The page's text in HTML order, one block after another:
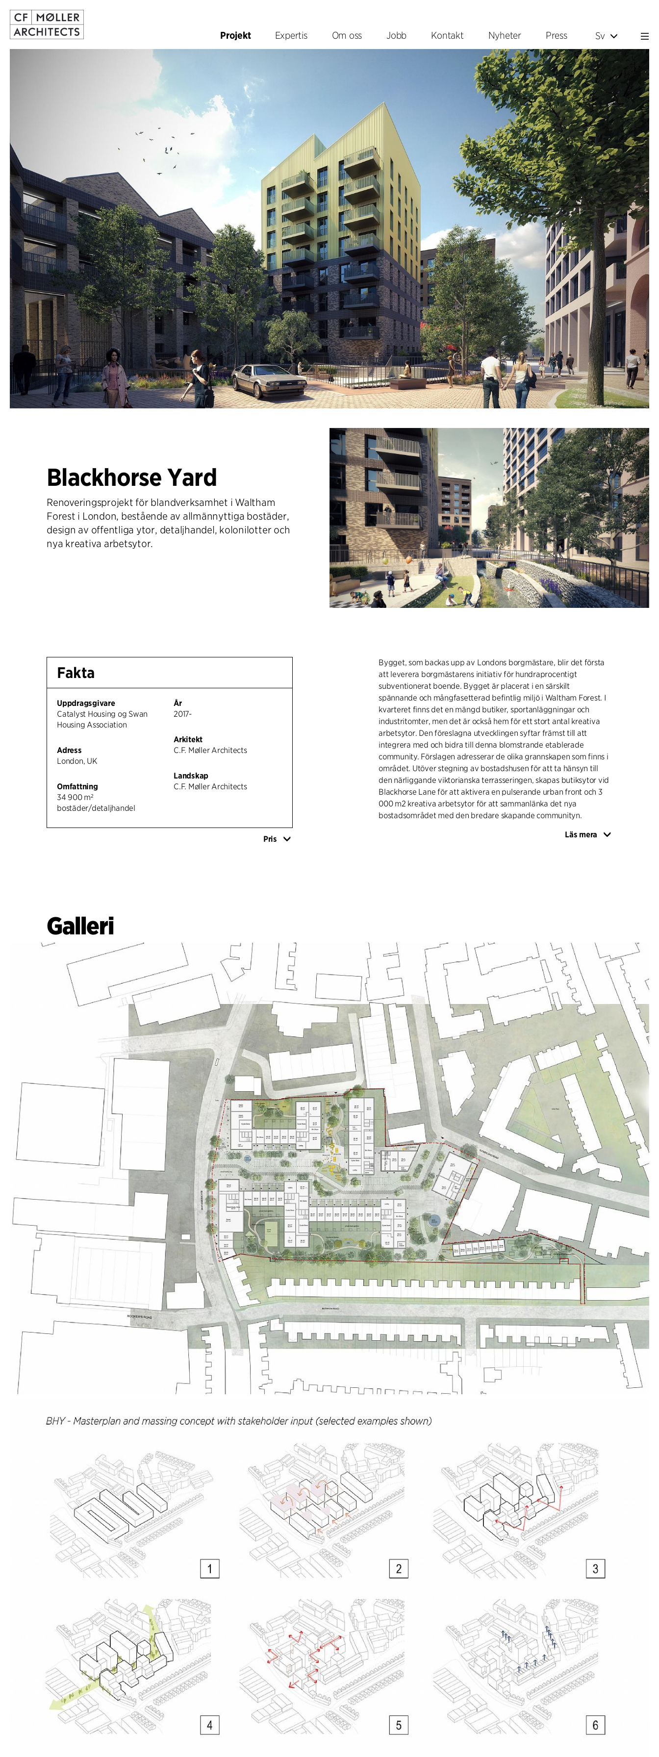
Projekt Expertis Om oss Jobb Kontakt Nyheter Press Sv
Blackhorse Yard
Renoveringsprojekt för blandverksamhet i Waltham
Forest i London, bestående av allmännyttiga bostäder,
design av offentliga ytor, detaljhandel, kolonilotter och
nya kreativa arbetsytor.
Fakta
Uppdragsgivare
Catalyst Housing og Swan
Housing Association
Adress
London, UK
Omfattning
34 900 m²
bostäder/detaljhandel
År
2017-
Arkitekt
C.F. Møller Architects
Landskap
C.F. Møller Architects
Pris
Bygget, som backas upp av Londons borgmästare, blir det första
att leverera borgmästarens initiativ för hundraprocentigt
subventionerat boende. Bygget är placerat i en särskilt
spännande och mångfasetterad befintlig miljö i Waltham Forest. I
kvarteret finns det en mängd butiker, sportanläggningar och
industritomter, men det är också hem för ett stort antal kreativa
arbetsytor. Den föreslagna utvecklingen syftar främst till att
integrera med och bidra till denna blomstrande etablerade
community. Förslagen adresserar de olika grannskapen som finns i
området. Utöver stegning av bostadshusen för att ta hänsyn till
den närliggande viktorianska terrasseringen, skapas butiksytor vid
Blackhorse Lane för att aktivera en pulserande urban front och 3
000 m2 kreativa arbetsytor för att sammanlänka det nya
bostadsområdet med den bredare skapande communityn.
Förslaget är framtaget som en serie eklektiska, karakteristiska
Det arkitektoniska uttrycket och materialvalen för byggnaderna
har varierats med vilja. Detta görs delvis för att ge en känsla av en
mänsklig skala och för att främja den individuella identiteten hos
varje byggnad, men också för att plocka upp element från
områdets industriella historia och området som helhet.
Läs mera
Galleri